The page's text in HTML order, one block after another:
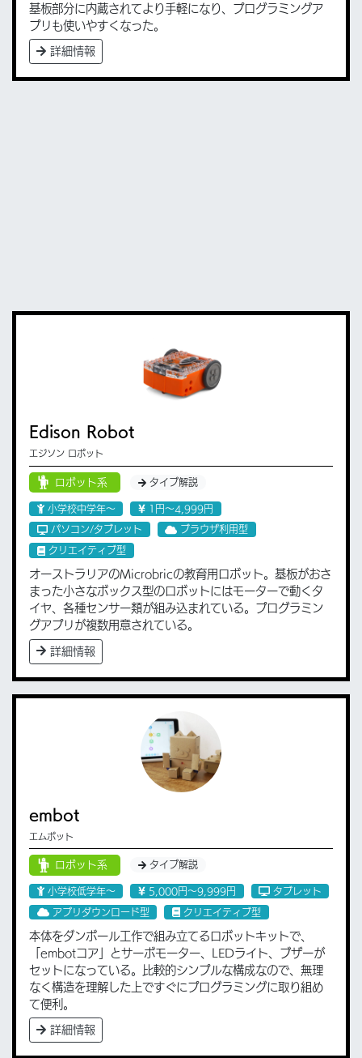
基板部分に内蔵されてより手軽になり、プログラミングア
プリも使いやすくなった。
詳細情報
Edison Robot
エジソン ロボット
ロボット系 タイプ解説
小学校中学年〜 1円〜4,999円
パソコン/タブレット ブラウザ利用型
クリエイティブ型
オーストラリアのMicrobricの教育用ロボット。基板がおさ
まった小さなボックス型のロボットにはモーターで動くタ
イヤ、各種センサー類が組み込まれている。プログラミン
グアプリが複数用意されている。
詳細情報
embot
エムボット
ロボット系 タイプ解説
小学校低学年〜 5,000円〜9,999円 タブレット
アプリダウンロード型 クリエイティブ型
本体をダンボール工作で組み立てるロボットキットで、
「embotコア」とサーボモーター、LEDライト、ブザーが
セットになっている。比較的シンプルな構成なので、無理
なく構造を理解した上ですぐにプログラミングに取り組め
て便利。
詳細情報